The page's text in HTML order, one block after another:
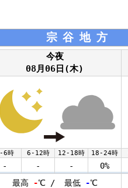
宗谷地方
今夜
08月06日(木)
6時 6-12時 12-18時 18-24時
- - - 0%
最高 -℃ / 最低 -℃